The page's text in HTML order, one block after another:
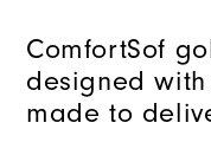
ComfortSof
designed
made to